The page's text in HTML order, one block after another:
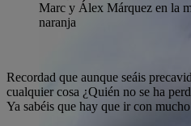
Marc y Álex Márquez en la
naranja
Recordad que aunque seáis
cualquier cosa ¿Quién no se ha
Ya sabéis que hay que ir con